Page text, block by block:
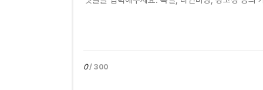
0/ 300